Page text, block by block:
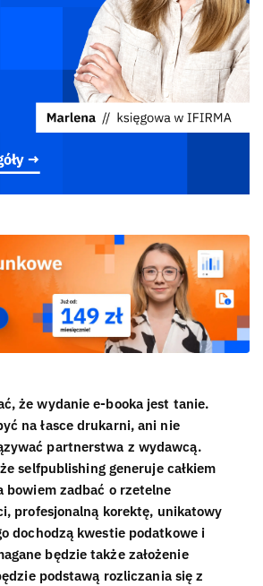
że wydanie e-booka jest tanie.
na łasce drukarni, ani nie
partnerstwa z wydawcą.
selfpublishing generuje całkiem
bowiem zadbać o rzetelne
profesjonalną korektę, unikatowy
dochodzą kwestie podatkowe i
będzie także założenie
podstawą rozliczania się z